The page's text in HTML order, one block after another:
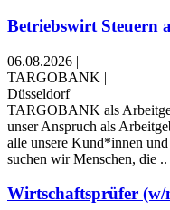
Betriebswirt Steuern
06.08.2026 |
TARGOBANK |
Düsseldorf
TARGOBANK als
unser Anspruch als
alle unsere Kund*innen
suchen wir Menschen, die ..
Wirtschaftsprüfer (w/